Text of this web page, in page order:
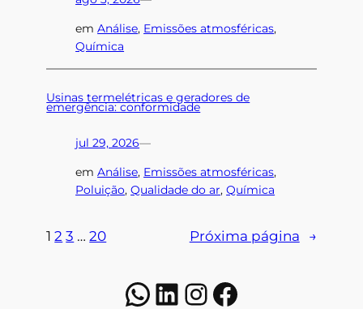
emAnálise, Emissões atmosféricas
Química
Usinas termelétricas e geradores de
emergência: conformidade
jul 29, 2026—
emAnálise, Emissões atmosféricas
Poluição, Qualidade do ar, Química
1 2 3 … 20 Próxima página →
WhatsApp
LinkedIn
Instagram
Facebook